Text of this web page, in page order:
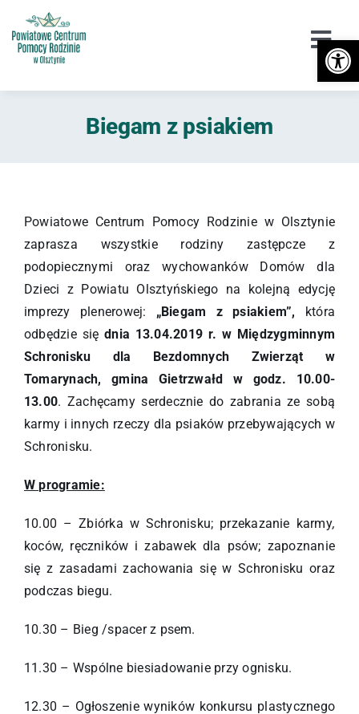
do
zawartości
Orzekanie o Niepełnosprawności
DPS / Cudzoziemcy
Piecza zastępcza
Przeciwdziałanie przemocy
Wsparcie
Biegam z psiakiem
Powiatowe Centrum Pomocy Rodzinie w Olsztynie
zaprasza wszystkie rodziny zastępcze z
podopiecznymi oraz wychowanków Domów dla
Dzieci z Powiatu Olsztyńskiego na kolejną edycję
imprezy plenerowej: „Biegam z psiakiem”, która
odbędzie siędnia 13.04.2019 r. w Międzygminnym
Schronisku dla Bezdomnych Zwierząt w
Tomarynach, gmina Gietrzwałd w godz. 10.00-
13.00. Zachęcamy serdecznie do zabrania ze sobą
karmy i innych rzeczy dla psiaków przebywających w
Schronisku.
W programie:
10.00 – Zbiórka w Schronisku; przekazanie karmy,
koców, ręczników i zabawek dla psów; zapoznanie
się z zasadami zachowania się w Schronisku oraz
podczas biegu.
10.30 – Bieg /spacer z psem.
11.30 – Wspólne biesiadowanie przy ognisku.
12.30 – Ogłoszenie wyników konkursu plastycznego